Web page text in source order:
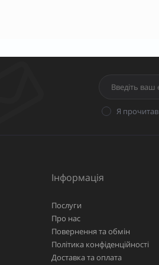
Я прочитав
Інформація
Послуги
Про нас
Повернення та обмін
Політика конфіденційності
Доставка та оплата